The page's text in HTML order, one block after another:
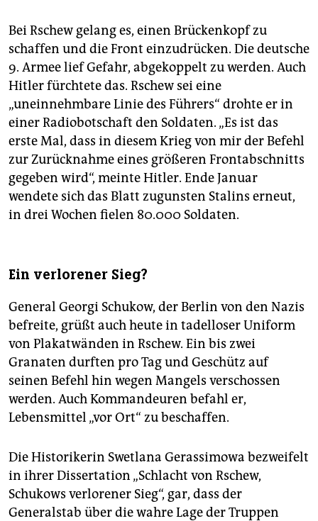
Bei Rschew gelang es, einen Brückenkopf zu
schaffen und die Front einzudrücken. Die deutsche
9. Armee lief Gefahr, abgekoppelt zu werden. Auch
Hitler fürchtete das. Rschew sei eine
„uneinnehmbare Linie des Führers“ drohte er in
einer Radiobotschaft den Soldaten. „Es ist das
erste Mal, dass in diesem Krieg von mir der Befehl
zur Zurücknahme eines größeren Frontabschnitts
gegeben wird“, meinte Hitler. Ende Januar
wendete sich das Blatt zugunsten Stalins erneut,
in drei Wochen fielen 80.000 Soldaten.
Ein verlorener Sieg?
General Georgi Schukow, der Berlin von den Nazis
befreite, grüßt auch heute in tadelloser Uniform
von Plakatwänden in Rschew. Ein bis zwei
Granaten durften pro Tag und Geschütz auf
seinen Befehl hin wegen Mangels verschossen
werden. Auch Kommandeuren befahl er,
Lebensmittel „vor Ort“ zu beschaffen.
Die Historikerin Swetlana Gerassimowa bezweifelt
in ihrer Dissertation „Schlacht von Rschew,
Schukows verlorener Sieg“, gar, dass der
Generalstab über die wahre Lage der Truppen